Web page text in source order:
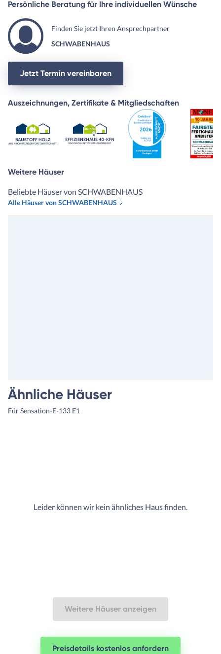
Persönliche Beratung für Ihre individuellen Wünsche
Finden Sie jetzt Ihren Ansprechpartner
SCHWABENHAUS
Jetzt Termin vereinbaren
Auszeichnungen, Zertifikate & Mitgliedschaften
Weitere Häuser
Beliebte Häuser von SCHWABENHAUS
Alle Häuser von SCHWABENHAUS
Ähnliche Häuser
Für Sensation-E-133 E1
Leider können wir kein ähnliches Haus finden.
Weitere Häuser anzeigen
Preisdetails kostenlos anfordern